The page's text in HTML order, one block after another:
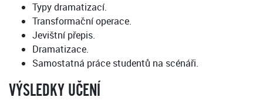
Typy dramatizací.
Transformační operace.
Jevištní přepis.
Dramatizace.
Samostatná práce studentů na scénáři.
VÝSLEDKY UČENÍ